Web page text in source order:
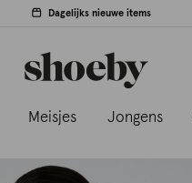
Dagelijks nieuwe items
Meisjes Jongens